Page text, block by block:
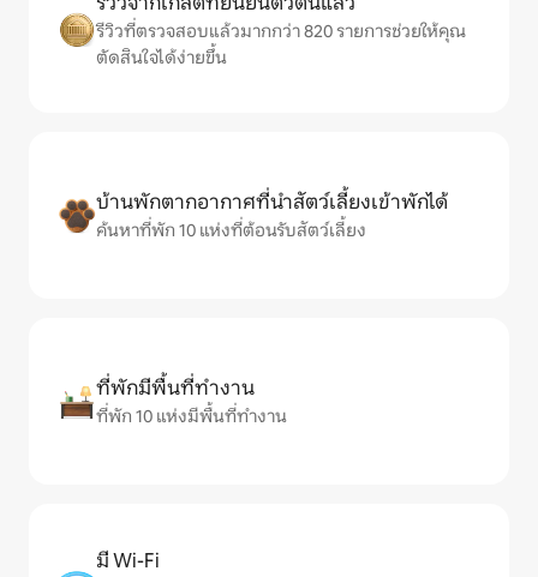
รีวิวที่ตรวจสอบแล้วมากกว่า 820 รายการช่วยให้คุณ
ตัดสินใจได้ง่ายขึ้น
บ้านพักตากอากาศที่นำสัตว์เลี้ยงเข้าพักได้
ค้นหาที่พัก 10 แห่งที่ต้อนรับสัตว์เลี้ยง
ที่พักมีพื้นที่ทำงาน
ที่พัก 10 แห่งมีพื้นที่ทำงาน
มี Wi-Fi